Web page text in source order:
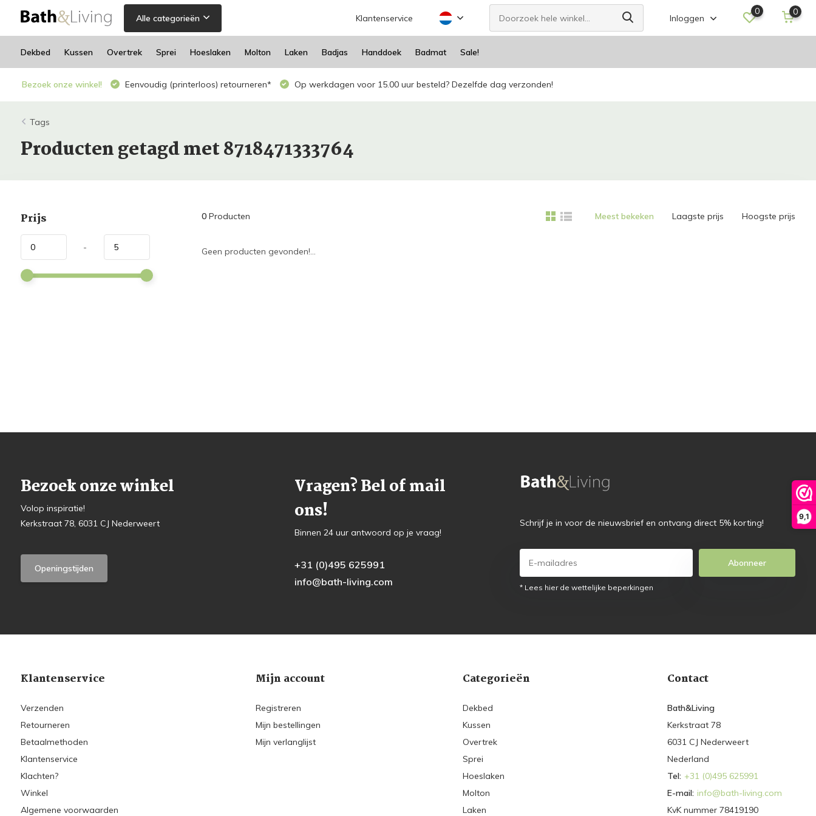
9,1
Alle categorieën Klantenservice Inloggen
0 0
Dekbed Kussen Overtrek Sprei Hoeslaken Molton Laken Badjas Handdoek Badmat Sale!
Bezoek onze winkel! Eenvoudig (printerloos) retourneren* Op werkdagen voor 15.00 uur besteld? Dezelfde dag verzonden!
Tags
Producten getagd met 8718471333764
Prijs
-
0Producten Meest bekeken Laagste prijs Hoogste prijs
Geen producten gevonden!...
Bezoek onze winkel
Volop inspiratie!
Kerkstraat 78, 6031 CJ Nederweert
Openingstijden
Vragen? Bel of mail
ons!
Binnen 24 uur antwoord op je vraag!
+31 (0)495 625991
info@bath-living.com
Schrijf je in voor de nieuwsbrief en ontvang direct 5% korting!
Abonneer
* Lees hier de wettelijke beperkingen
Klantenservice
Verzenden
Retourneren
Betaalmethoden
Klantenservice
Klachten?
Winkel
Algemene voorwaarden
Mijn account
Registreren
Mijn bestellingen
Mijn verlanglijst
Categorieën
Dekbed
Kussen
Overtrek
Sprei
Hoeslaken
Molton
Laken
Contact
Bath&Living
Kerkstraat 78
6031 CJ Nederweert
Nederland
Tel: +31 (0)495 625991
E-mail: info@bath-living.com
KvK nummer 78419190